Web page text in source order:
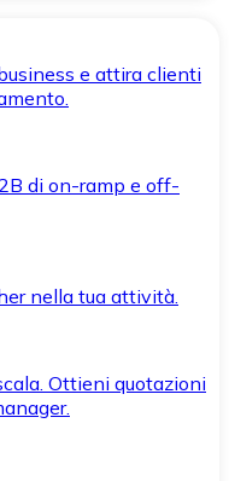
e attira clienti
di on-ramp e off-
nella tua attività.
Ottieni quotazioni